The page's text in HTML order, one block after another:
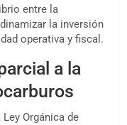
entre la
la inversión
operativa y fiscal.
a la
Orgánica de